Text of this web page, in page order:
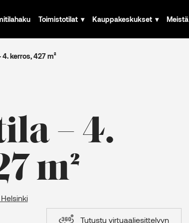
Toimistotilat Kauppakeskukset Meistä
kerros, 427 m²
– 4.
m²
Tutustu virtuaaliesittelyyn